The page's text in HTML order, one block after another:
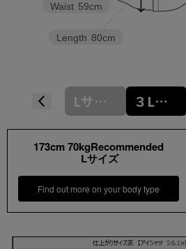
Length 80cm
Waist 59cm
Mサイズ Lサイズ ３Lサイズ
173cm 70kgRecommended
Lサイズ
Find out more on your body type